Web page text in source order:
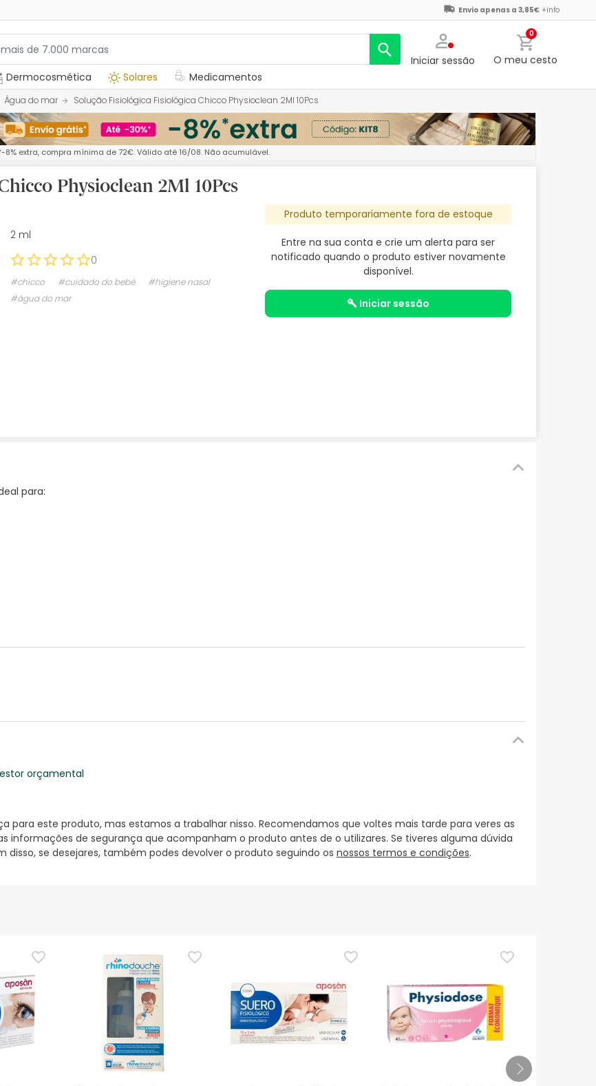
Envio apenas a 3,85€ +info
Iniciar sessão
0
O meu cesto
Dermocosmética Solares Medicamentos
Água do mar Solução Fisiológica Fisiológica Chicco Physioclean 2Ml 10Pcs
8% extra, compra mínima de 72€. Válido até 16/08. Não acumulável.
Physioclean 2Ml 10Pcs
Produto temporariamente fora de estoque
Entre na sua conta e crie um alerta para ser
notificado quando o produto estiver novamente
disponível.
iniciar sessão
2 ml
0
#chicco #cuidado do bebé
#higiene nasal
#água do mar
para:
orçamental
para este produto, mas estamos a trabalhar nisso. Recomendamos que voltes mais tarde para veres as
informações de segurança que acompanham o produto antes de o utilizares. Se tiveres alguma dúvida
se desejares, também podes devolver o produto seguindo os nossos termos e condições.